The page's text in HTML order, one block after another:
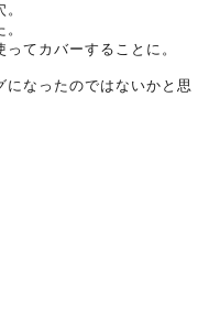
てカバーすることに。
なったのではないかと思